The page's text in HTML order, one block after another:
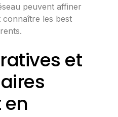
peuvent affiner
connaître les best
et